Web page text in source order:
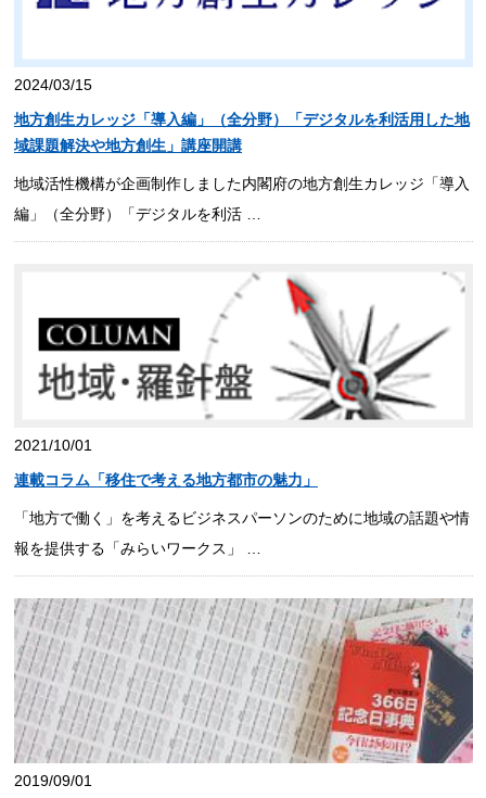
2024/03/15
地方創生カレッジ「導入編」（全分野）「デジタルを利活用した地
域課題解決や地方創生」講座開講
地域活性機構が企画制作しました内閣府の地方創生カレッジ「導入
編」（全分野）「デジタルを利活 …
2021/10/01
連載コラム「移住で考える地方都市の魅力」
「地方で働く」を考えるビジネスパーソンのために地域の話題や情
報を提供する「みらいワークス」 …
2019/09/01